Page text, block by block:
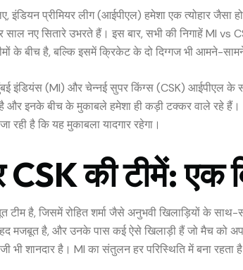
इंडियन प्रीमियर लीग (आईपीएल) हमेशा एक त्योहार जैसा
साल नए सितारे उभरते हैं। इस बार, सभी की निगाहेंMI vs
के बीच है, बल्कि इसमें क्रिकेट के दो दिग्गज भी आमने-
इंडियंस (MI) और चेन्नई सुपर किंग्स (CSK) आईपीएल के
है और इनके बीच के मुकाबले हमेशा ही कड़ी टक्कर वाले रहे
रही है कि यह मुकाबला यादगार रहेगा।
की टीमें: एक
है, जिसमें रोहित शर्मा जैसे अनुभवी खिलाड़ियों के साथ-
मजबूत है, और उनके पास कई ऐसे खिलाड़ी हैं जो मैच को
भी शानदार है। MI का संतुलन हर परिस्थिति में बना रहता